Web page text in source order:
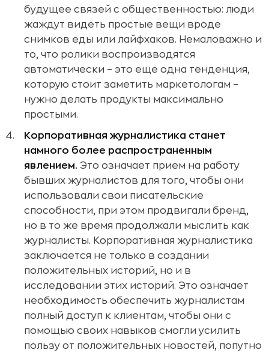
будущее связей с общественностью: люди
жаждут видеть простые вещи вроде
снимков еды или лайфхаков. Немаловажно и
то, что ролики воспроизводятся
автоматически – это еще одна тенденция,
которую стоит заметить маркетологам –
нужно делать продукты максимально
простыми.
Корпоративная журналистика станет
намного более распространенным
явлением. Это означает прием на работу
бывших журналистов для того, чтобы они
использовали свои писательские
способности, при этом продвигали бренд,
но в то же время продолжали мыслить как
журналисты. Корпоративная журналистика
заключается не только в создании
положительных историй, но и в
исследовании этих историй. Это означает
необходимость обеспечить журналистам
полный доступ к клиентам, чтобы они с
помощью своих навыков смогли усилить
пользу от положительных новостей, попутно